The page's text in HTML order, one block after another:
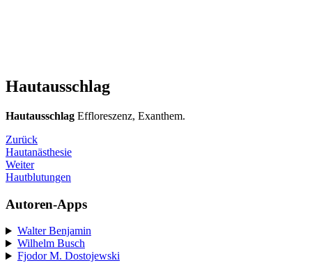
Hautausschlag
Hautausschlag Effloreszenz, Exanthem.
Zurück
Hautanästhesie
Weiter
Hautblutungen
Autoren-Apps
Walter Benjamin
Wilhelm Busch
Fjodor M. Dostojewski